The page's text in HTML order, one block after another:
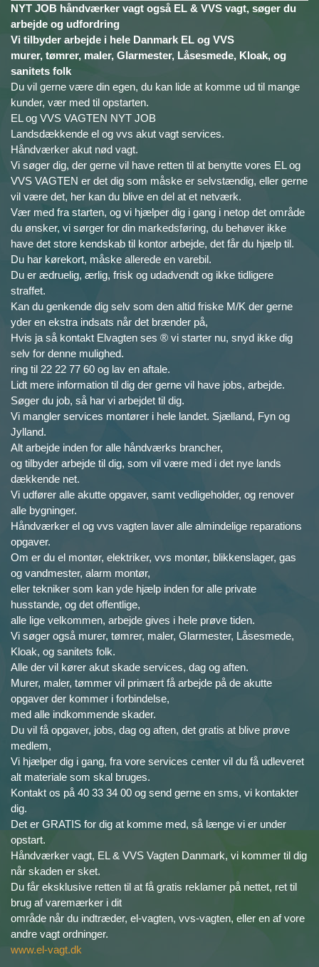
NYT JOB håndværker vagt også EL & VVS vagt, søger du
arbejde og udfordring
Vi tilbyder arbejde i hele Danmark EL og VVS
murer, tømrer, maler, Glarmester, Låsesmede, Kloak, og
sanitets folk
Du vil gerne være din egen, du kan lide at komme ud til mange
kunder, vær med til opstarten.
EL og VVS VAGTEN NYT JOB
Landsdækkende el og vvs akut vagt services.
Håndværker akut nød vagt.
Vi søger dig, der gerne vil have retten til at benytte vores EL og
VVS VAGTEN er det dig som måske er selvstændig, eller gerne
vil være det, her kan du blive en del at et netværk.
Vær med fra starten, og vi hjælper dig i gang i netop det område
du ønsker, vi sørger for din markedsføring, du behøver ikke
have det store kendskab til kontor arbejde, det får du hjælp til.
Du har kørekort, måske allerede en varebil.
Du er ædruelig, ærlig, frisk og udadvendt og ikke tidligere
straffet.
Kan du genkende dig selv som den altid friske M/K der gerne
yder en ekstra indsats når det brænder på,
Hvis ja så kontakt Elvagten ses ® vi starter nu, snyd ikke dig
selv for denne mulighed.
ring til 22 22 77 60 og lav en aftale.
Lidt mere information til dig der gerne vil have jobs, arbejde.
Søger du job, så har vi arbejdet til dig.
Vi mangler services montører i hele landet. Sjælland, Fyn og
Jylland.
Alt arbejde inden for alle håndværks brancher,
og tilbyder arbejde til dig, som vil være med i det nye lands
dækkende net.
Vi udfører alle akutte opgaver, samt vedligeholder, og renover
alle bygninger.
Håndværker el og vvs vagten laver alle almindelige reparations
opgaver.
Om er du el montør, elektriker, vvs montør, blikkenslager, gas
og vandmester, alarm montør,
eller tekniker som kan yde hjælp inden for alle private
husstande, og det offentlige,
alle lige velkommen, arbejde gives i hele prøve tiden.
Vi søger også murer, tømrer, maler, Glarmester, Låsesmede,
Kloak, og sanitets folk.
Alle der vil kører akut skade services, dag og aften.
Murer, maler, tømmer vil primært få arbejde på de akutte
opgaver der kommer i forbindelse,
med alle indkommende skader.
Du vil få opgaver, jobs, dag og aften, det gratis at blive prøve
medlem,
Vi hjælper dig i gang, fra vore services center vil du få udleveret
alt materiale som skal bruges.
Kontakt os på 40 33 34 00 og send gerne en sms, vi kontakter
dig.
Det er GRATIS for dig at komme med, så længe vi er under
opstart.
Håndværker vagt, EL & VVS Vagten Danmark, vi kommer til dig
når skaden er sket.
Du får eksklusive retten til at få gratis reklamer på nettet, ret til
brug af varemærker i dit
område når du indtræder, el-vagten, vvs-vagten, eller en af vore
andre vagt ordninger.
www.el-vagt.dk